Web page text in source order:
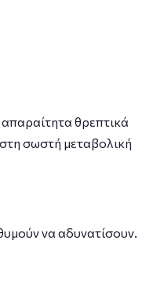
θρεπτικά
σωστή μεταβολική
να αδυνατίσουν.